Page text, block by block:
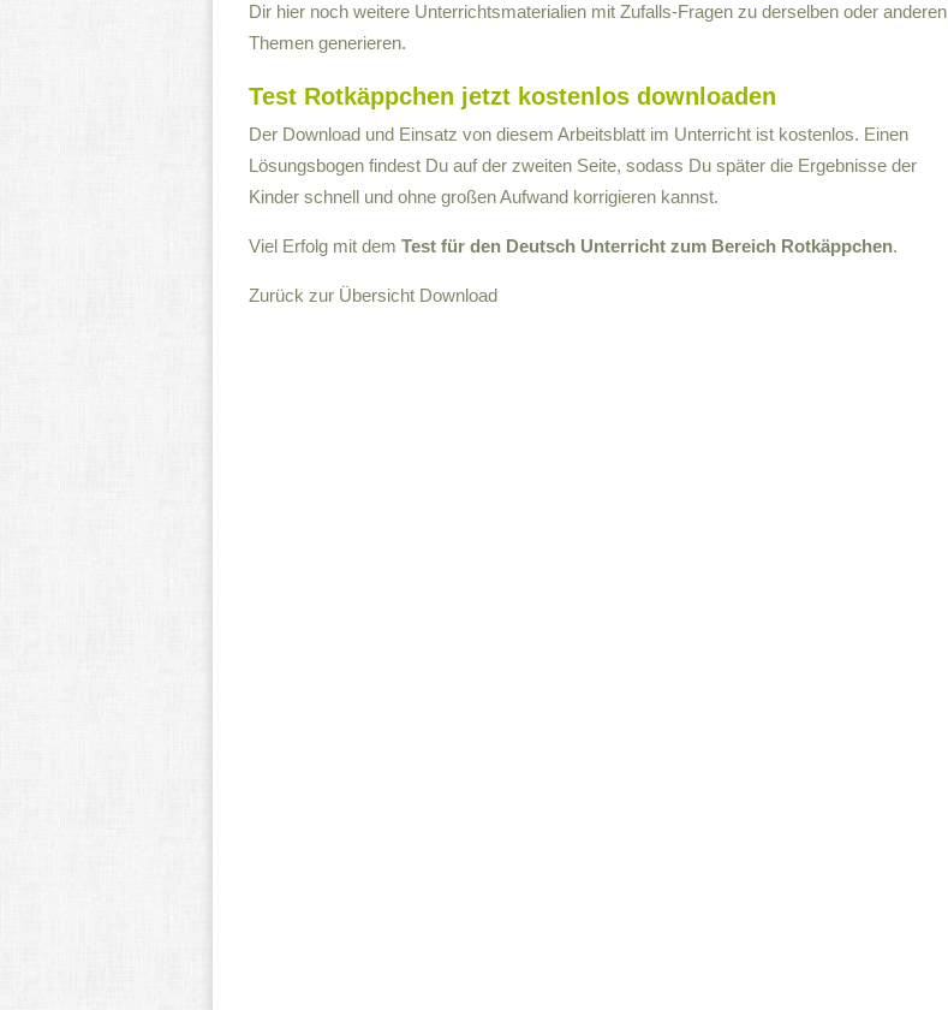
Dir hier noch weitere Unterrichtsmaterialien mit Zufalls-Fragen zu derselben oder anderen
Themen generieren.
Test Rotkäppchen jetzt kostenlos downloaden
Der Download und Einsatz von diesem Arbeitsblatt im Unterricht ist kostenlos. Einen
Lösungsbogen findest Du auf der zweiten Seite, sodass Du später die Ergebnisse der
Kinder schnell und ohne großen Aufwand korrigieren kannst.
Viel Erfolg mit dem Test für den Deutsch Unterricht zum Bereich Rotkäppchen.
Zurück zur Übersicht Download